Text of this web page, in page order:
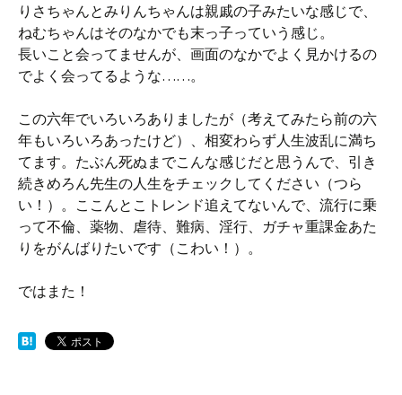
りさちゃんとみりんちゃんは親戚の子みたいな感じで、
ねむちゃんはそのなかでも末っ子っていう感じ。
長いこと会ってませんが、画面のなかでよく見かけるの
でよく会ってるような……。
この六年でいろいろありましたが（考えてみたら前の六
年もいろいろあったけど）、相変わらず人生波乱に満ち
てます。たぶん死ぬまでこんな感じだと思うんで、引き
続きめろん先生の人生をチェックしてください（つら
い！）。ここんとこトレンド追えてないんで、流行に乗
って不倫、薬物、虐待、難病、淫行、ガチャ重課金あた
りをがんばりたいです（こわい！）。
ではまた！